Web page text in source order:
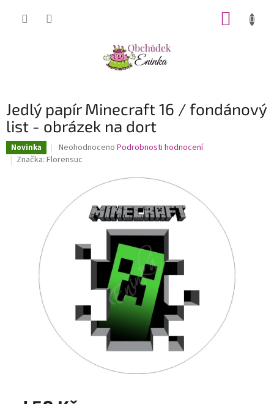
Jedlý papír Minecraft 16 / fondánový
list - obrázek na dort
Novinka
Průměrné
hodnocení
5
Neohodnoceno Podrobnosti hodnocení
Značka: Florensuc